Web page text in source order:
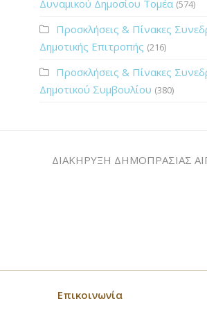
Δυναμικού Δημοσίου Τομέα (574)
Προσκλήσεις & Πίνακες
Δημοτικής Επιτροπής (216)
Προσκλήσεις & Πίνακες
Δημοτικού Συμβουλίου (380)
ΔΙΑΚΗΡΥΞΗ ΔΗΜΟΠΡΑΣΙΑΣ
Επικοινωνία